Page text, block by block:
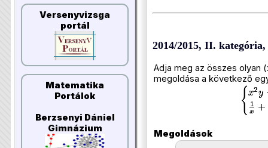
Versenyvizsga
portál
Matematika
Portálok
Berzsenyi Dániel
Gimnázium
2014/2015, II.
Adja meg az összes olyan
megoldása a következő
Megoldások